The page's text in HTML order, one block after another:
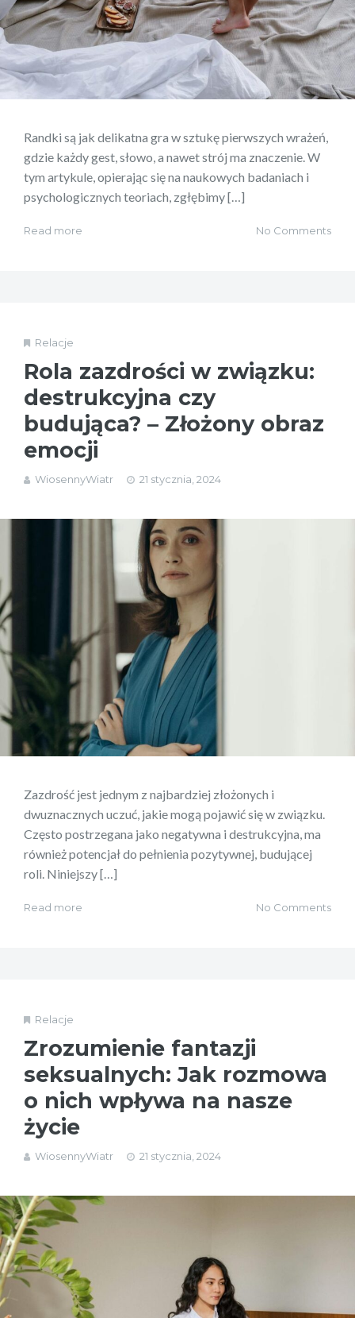
Randki są jak delikatna gra w sztukę pierwszych wrażeń,
gdzie każdy gest, słowo, a nawet strój ma znaczenie. W
tym artykule, opierając się na naukowych badaniach i
psychologicznych teoriach, zgłębimy […]
Read more No Comments
Relacje
Rola zazdrości w związku:
destrukcyjna czy
budująca? – Złożony obraz
emocji
WiosennyWiatr 21 stycznia, 2024
Zazdrość jest jednym z najbardziej złożonych i
dwuznacznych uczuć, jakie mogą pojawić się w związku.
Często postrzegana jako negatywna i destrukcyjna, ma
również potencjał do pełnienia pozytywnej, budującej
roli. Niniejszy […]
Read more No Comments
Relacje
Zrozumienie fantazji
seksualnych: Jak rozmowa
o nich wpływa na nasze
życie
WiosennyWiatr 21 stycznia, 2024